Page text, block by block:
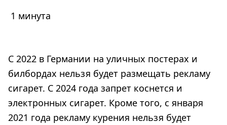
1 минута
С 2022 в Германии на уличных постерах и
билбордах нельзя будет размещать рекламу
сигарет. С 2024 года запрет коснется и
электронных сигарет. Кроме того, с января
2021 года рекламу курения нельзя будет